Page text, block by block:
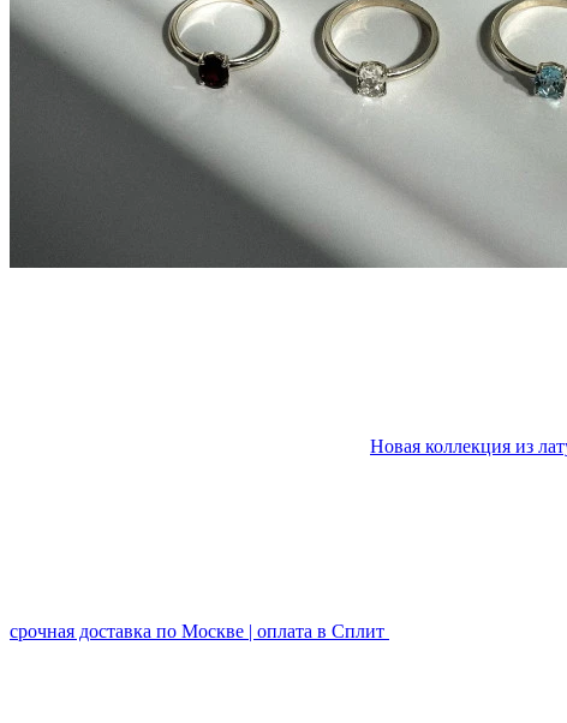
Новая коллекция из
срочная доставка по Москве | оплата в Сплит